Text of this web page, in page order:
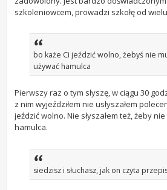
szkoleniowcem, prowadzi szkołę od
bo każe Ci jeździć wolno, żebyś nie
używać hamulca
Pierwszy raz o tym słyszę, w ciągu 30
z nim wyjeździłem nie usłyszałem
jeździć wolno. Nie słyszałem też, żeby
hamulca.
siedzisz i słuchasz, jak on czyta